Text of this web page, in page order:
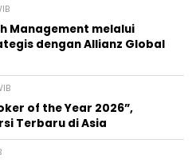
Management melalui
dengan Allianz Global
of the Year 2026”,
Terbaru di Asia